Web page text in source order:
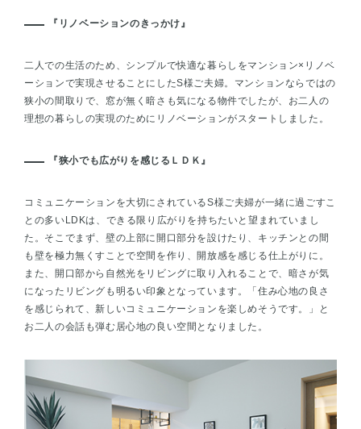
『リノベーションのきっかけ』
二人での生活のため、シンプルで快適な暮らしをマンション×リノベ
ーションで実現させることにしたS様ご夫婦。マンションならではの
狭小の間取りで、窓が無く暗さも気になる物件でしたが、お二人の
理想の暮らしの実現のためにリノベーションがスタートしました。
『狭小でも広がりを感じるＬＤＫ』
コミュニケーションを大切にされているS様ご夫婦が一緒に過ごすこ
との多いLDKは、できる限り広がりを持ちたいと望まれていまし
た。そこでまず、壁の上部に開口部分を設けたり、キッチンとの間
も壁を極力無くすことで空間を作り、開放感を感じる仕上がりに。
また、開口部から自然光をリビングに取り入れることで、暗さが気
になったリビングも明るい印象となっています。「住み心地の良さ
を感じられて、新しいコミュニケーションを楽しめそうです。」と
お二人の会話も弾む居心地の良い空間となりました。